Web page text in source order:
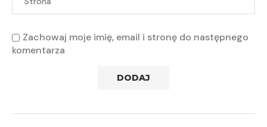
Zachowaj moje imię, email i stronę do następnego
komentarza